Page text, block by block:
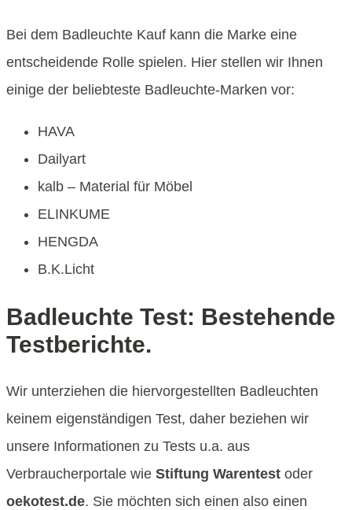
Bei dem Badleuchte Kauf kann die Marke eine
entscheidende Rolle spielen. Hier stellen wir Ihnen
einige der beliebteste Badleuchte-Marken vor:
HAVA
Dailyart
kalb – Material für Möbel
ELINKUME
HENGDA
B.K.Licht
Badleuchte Test: Bestehende
Testberichte.
Wir unterziehen die hiervorgestellten Badleuchten
keinem eigenständigen Test, daher beziehen wir
unsere Informationen zu Tests u.a. aus
Verbraucherportale wie Stiftung Warentest oder
oekotest.de. Sie möchten sich einen also einen